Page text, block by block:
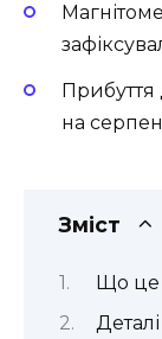
Прибуття
на
Зміст
Що це